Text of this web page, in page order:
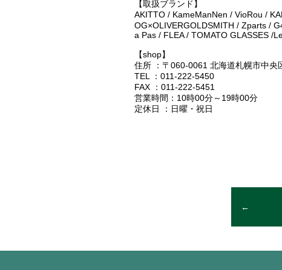
【取扱ブランド】
AKITTO / KameManNen / VioRou /
OG×OLIVERGOLDSMITH / Zparts /
a Pas / FLEA / TOMATO GLASSES /
【shop】
住所 ：〒060-0061 北海道札幌市中央
TEL ：011-222-5450
FAX ：011-222-5451
営業時間：10時00分～19時00分
定休日 ：日曜・祝日